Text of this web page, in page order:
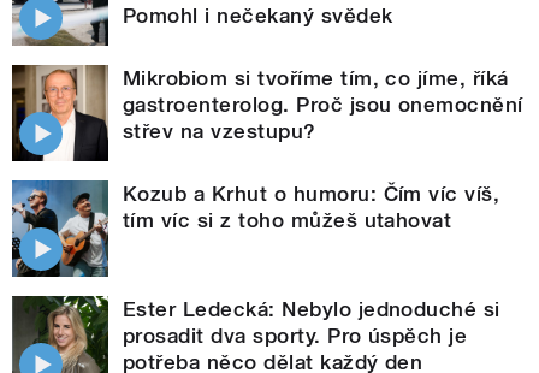
Pomohl i nečekaný svědek
Mikrobiom si tvoříme tím, co jíme, říká
gastroenterolog. Proč jsou onemocnění
střev na vzestupu?
Kozub a Krhut o humoru: Čím víc víš,
tím víc si z toho můžeš utahovat
Ester Ledecká: Nebylo jednoduché si
prosadit dva sporty. Pro úspěch je
potřeba něco dělat každý den